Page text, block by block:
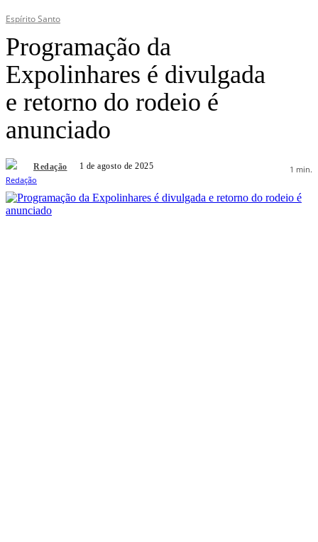
Espírito Santo
Programação da
Expolinhares é divulgada
e retorno do rodeio é
anunciado
Redação 1 de agosto de 2025 1 min.